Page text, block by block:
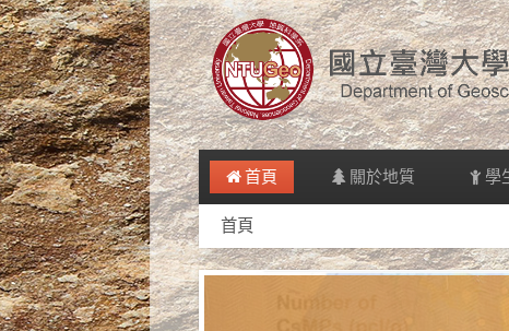
首頁 關於地質 學
首頁